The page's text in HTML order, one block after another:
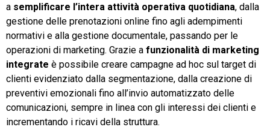
a semplificare l’intera attività operativa quotidiana, dalla
gestione delle prenotazioni online fino agli adempimenti
normativi e alla gestione documentale, passando per le
operazioni di marketing. Grazie a funzionalità di marketing
integrate è possibile creare campagne ad hoc sul target di
clienti evidenziato dalla segmentazione, dalla creazione di
preventivi emozionali fino all’invio automatizzato delle
comunicazioni, sempre in linea con gli interessi dei clienti e
incrementando i ricavi della struttura.